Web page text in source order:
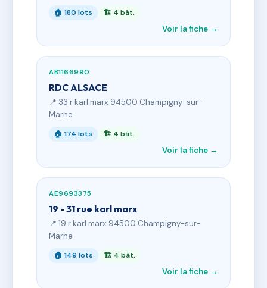
🏠 180 lots 🏗 4 bât.
Voir la fiche →
AB1166990
RDC ALSACE
📍 33 r karl marx 94500 Champigny-sur-
Marne
🏠 174 lots 🏗 4 bât.
Voir la fiche →
AE9693375
19 - 31 rue karl marx
📍 19 r karl marx 94500 Champigny-sur-
Marne
🏠 149 lots 🏗 4 bât.
Voir la fiche →